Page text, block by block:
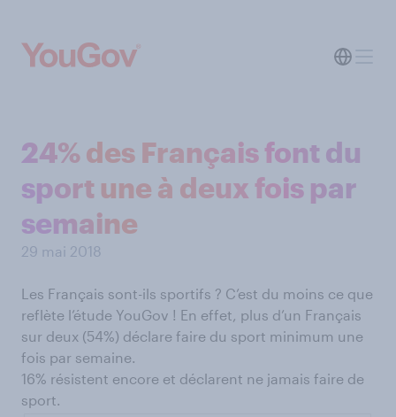
24% des Français font du
sport une à deux fois par
semaine
29 mai 2018
Les Français sont-ils sportifs ? C’est du moins ce que
reflète l’étude YouGov ! En effet, plus d’un Français
sur deux (54%) déclare faire du sport minimum une
fois par semaine.
16% résistent encore et déclarent ne jamais faire de
sport.